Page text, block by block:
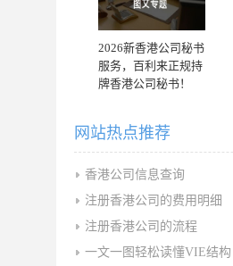
2026新香港公司秘书
服务，百利来正规持
牌香港公司秘书！
网站热点推荐
香港公司信息查询
注册香港公司的费用明细
注册香港公司的流程
一文一图轻松读懂VIE结